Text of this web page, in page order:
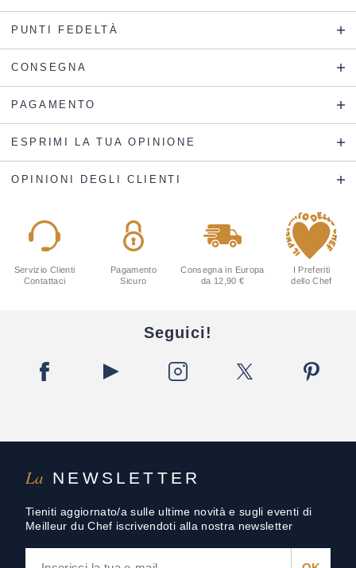
PUNTI FEDELTÀ
CONSEGNA
PAGAMENTO
ESPRIMI LA TUA OPINIONE
OPINIONI DEGLI CLIENTI
La NEWSLETTER
Tieniti aggiornato/a sulle ultime novità e sugli eventi di
Meilleur du Chef iscrivendoti alla nostra newsletter
Servizio Clienti
Contattaci
Pagamento
Sicuro
Consegna in Europa
da 12,90 €
I Preferiti
dello Chef
Seguici!